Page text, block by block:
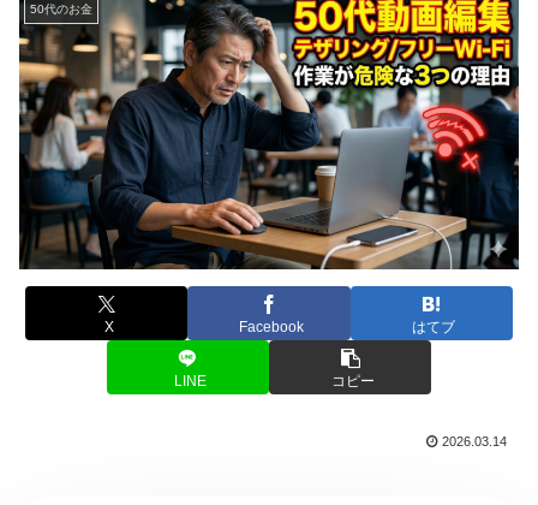
50代のお金
X Facebook はてブ
LINE コピー
2026.03.14